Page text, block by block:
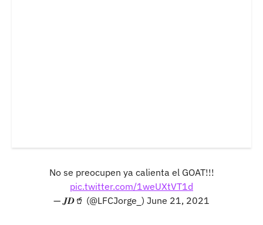
No se preocupen ya calienta el GOAT!!!
pic.twitter.com/1weUXtVT1d
— 𝑱𝑫🥤 (@LFCJorge_) June 21, 2021